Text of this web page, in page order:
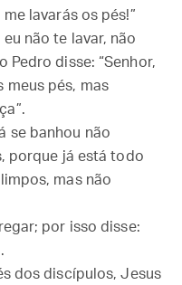
me lavarás os pés!”
não te lavar, não
Pedro disse: “Senhor,
meus pés, mas
se banhou não
porque já está todo
mas não
por isso disse:
dos discípulos, Jesus